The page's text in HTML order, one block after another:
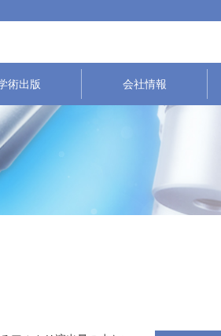
術出版 会社情報